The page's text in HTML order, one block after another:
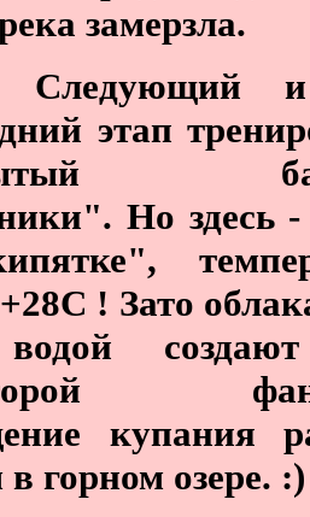
замерзла.
и
этап
Но здесь -
! Зато
купания
горном озере. :)